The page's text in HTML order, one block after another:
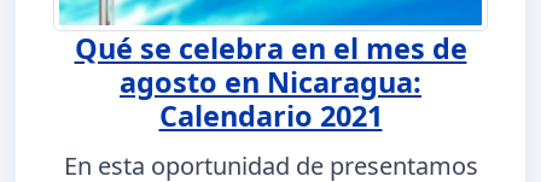
Qué se celebra en el mes de
agosto en Nicaragua:
Calendario 2021
En esta oportunidad de presentamos